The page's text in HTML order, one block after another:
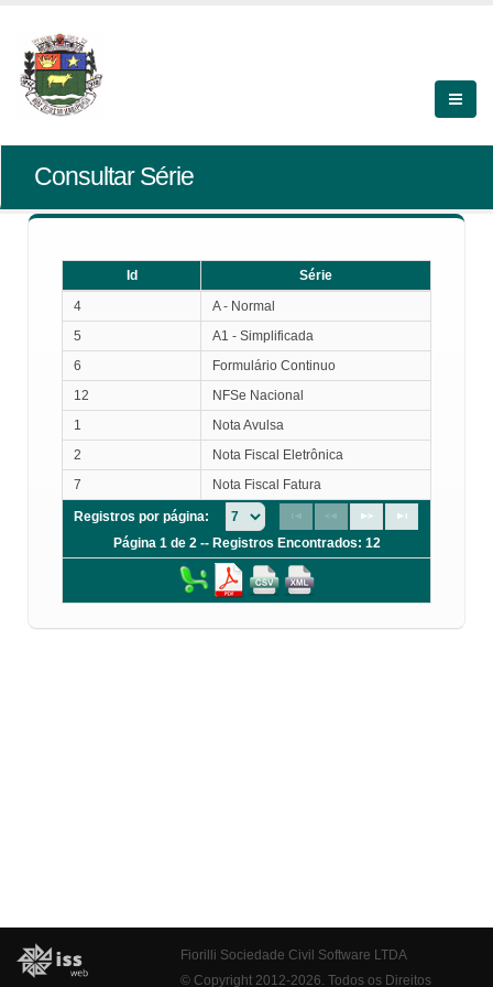
Consultar Série
Id
Série
4
A - Normal
5
A1 - Simplificada
6
Formulário Continuo
12
NFSe Nacional
1
Nota Avulsa
2
Nota Fiscal Eletrônica
7
Nota Fiscal Fatura
Registros por página:
Página 1 de 2 -- Registros Encontrados: 12
Fiorilli Sociedade Civil Software LTDA
© Copyright 2012-2026. Todos os Direitos